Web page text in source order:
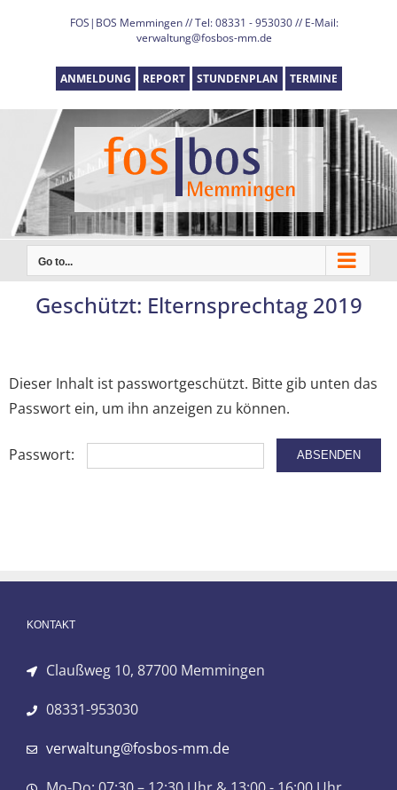
FOS|BOS Memmingen // Tel: 08331 - 953030 // E-Mail:
verwaltung@fosbos-mm.de
ANMELDUNG REPORT STUNDENPLAN TERMINE
Go to...
Geschützt: Elternsprechtag 2019
Dieser Inhalt ist passwortgeschützt. Bitte gib unten das
Passwort ein, um ihn anzeigen zu können.
Passwort:
KONTAKT
Claußweg 10, 87700 Memmingen
08331-953030
verwaltung@fosbos-mm.de